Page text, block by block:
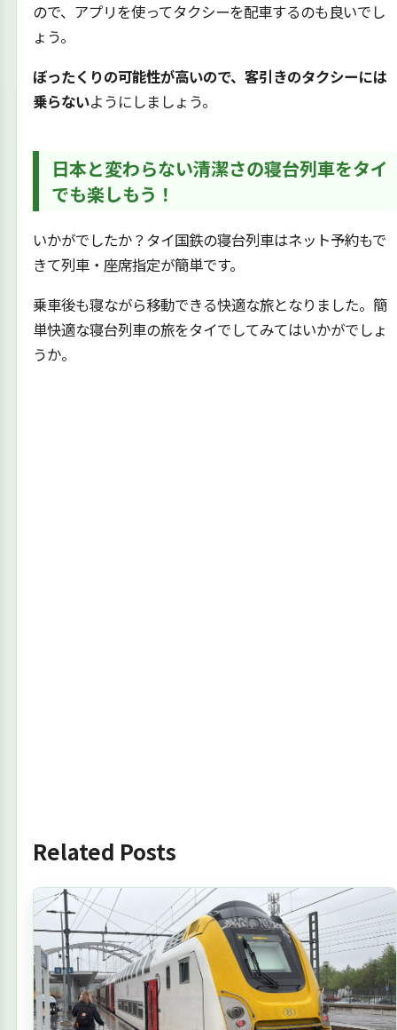
ので、アプリを使ってタクシーを配車するのも良いでし
ょう。
ぼったくりの可能性が高いので、客引きのタクシーには
乗らないようにしましょう。
日本と変わらない清潔さの寝台列車をタイ
でも楽しもう！
いかがでしたか？タイ国鉄の寝台列車はネット予約もで
きて列車・座席指定が簡単です。
乗車後も寝ながら移動できる快適な旅となりました。簡
単快適な寝台列車の旅をタイでしてみてはいかがでしょ
うか。
Related Posts